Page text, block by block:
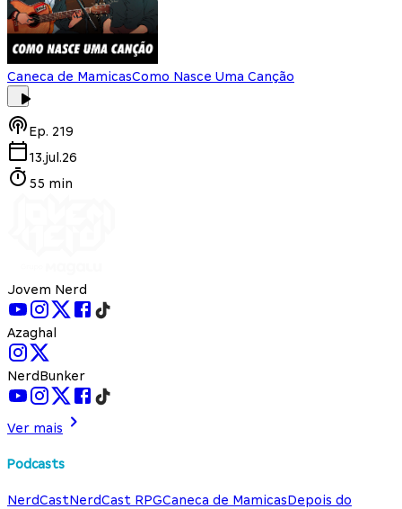
Caneca de MamicasComo Nasce Uma Canção
Ep. 219
13.jul.26
55 min
Jovem Nerd
Azaghal
NerdBunker
Ver mais
Podcasts
NerdCastNerdCast RPGCaneca de MamicasDepois do